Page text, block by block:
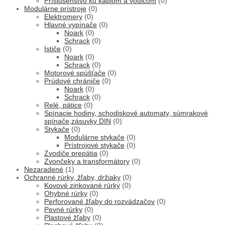
Modulárne prístroje (0)
Elektromery (0)
Hlavné vypínače (0)
Noark (0)
Schrack (0)
Ističe (0)
Noark (0)
Schrack (0)
Motorové spúšťače (0)
Prúdové chrániče (0)
Noark (0)
Schrack (0)
Relé, pätice (0)
Spínacie hodiny, schodiskové automaty, súmrakové
spínače,zásuvky DIN (0)
Stykače (0)
Modulárne stykače (0)
Prístrojové stykače (0)
Zvodiče prepätia (0)
Zvončeky a transformátory (0)
Nezaradené (1)
Ochranné rúrky, žľaby, držiaky (0)
Kovové zinkované rúrky (0)
Ohybné rúrky (0)
Perforované žľaby do rozvádzačov (0)
Pevné rúrky (0)
Plastové žľaby (0)